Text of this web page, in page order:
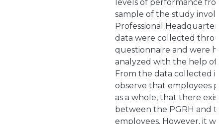
levels of performance
sample of the study
Professional
data were collected
questionnaire and were
analyzed with the help of
From the data collected it
observe that employees
as a whole, that there
between the PGRH and
employees. However, it